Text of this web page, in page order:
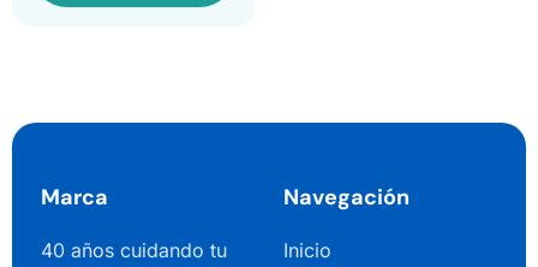
Marca
40 años cuidando tu
Navegación
Inicio